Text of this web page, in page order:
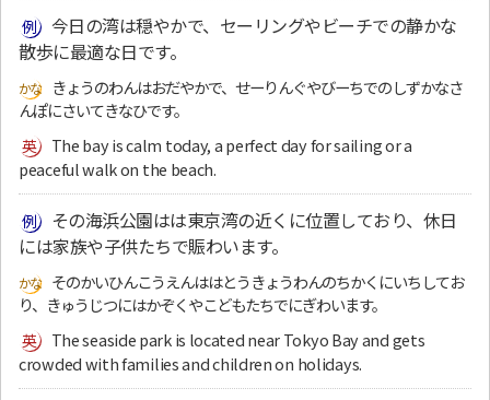
今日の湾は穏やかで、セーリングやビーチでの静かな
散歩に最適な日です。
きょうのわんはおだやかで、せーりんぐやびーちでのしずかなさ
んぽにさいてきなひです。
The bay is calm today, a perfect day for sailing or a
peaceful walk on the beach.
その海浜公園はは東京湾の近くに位置しており、休日
には家族や子供たちで賑わいます。
そのかいひんこうえんははとうきょうわんのちかくにいちしてお
り、きゅうじつにはかぞくやこどもたちでにぎわいます。
The seaside park is located near Tokyo Bay and gets
crowded with families and children on holidays.